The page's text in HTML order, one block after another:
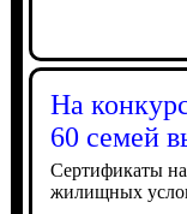
На
60 семей
Сертификаты
жилищных